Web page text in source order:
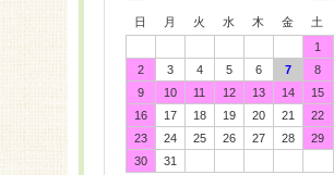
日 月 火 水 木 金
土
1
2
3 4 5 6 7
8
9
10 11 12 13 14
15
16
17 18 19 20 21
22
23
24 25 26 27 28
29
30
31